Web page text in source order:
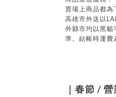
賣場上商品都為
高雄市外送以
外縣市均以黑貓
準。結帳時運費
｜春節 / 營